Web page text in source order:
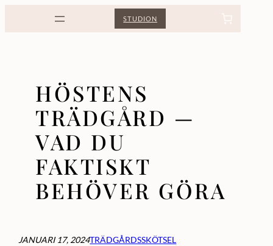
STUDION
HÖSTENS
TRÄDGÅRD —
VAD DU
FAKTISKT
BEHÖVER GÖRA
JANUARI 17, 2024TRÄDGÅRDSSKÖTSEL